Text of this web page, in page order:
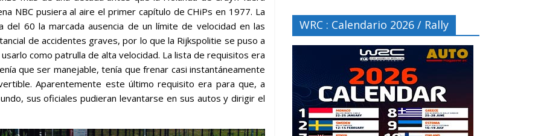
NBC pusiera al aire el primer capítulo de CHiPs en 1977. La
60 la marcada ausencia de un límite de velocidad en las
de accidentes graves, por lo que la Rijkspolitie se puso a
como patrulla de alta velocidad. La lista de requisitos era
que ser manejable, tenía que frenar casi instantáneamente
Aparentemente este último requisito era para que, a
sus oficiales pudieran levantarse en sus autos y dirigir el
WRC : Calendario 2026 / Rally